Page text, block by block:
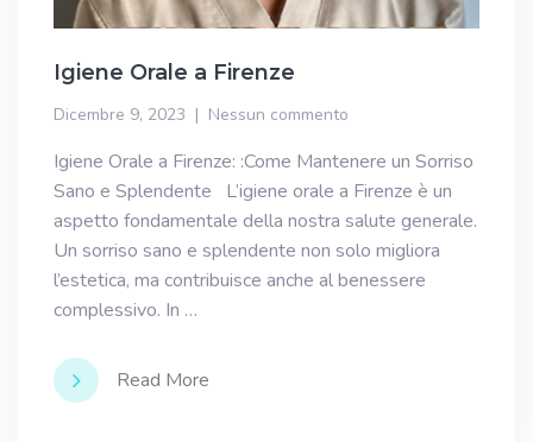
Igiene Orale a Firenze
Dicembre 9, 2023 Nessun commento
Igiene Orale a Firenze: :Come Mantenere un Sorriso
Sano e Splendente L’igiene orale a Firenze è un
aspetto fondamentale della nostra salute generale.
Un sorriso sano e splendente non solo migliora
l’estetica, ma contribuisce anche al benessere
complessivo. In …
Read More